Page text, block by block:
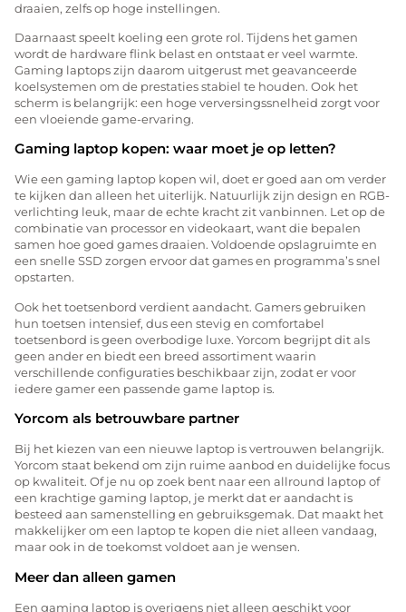
draaien, zelfs op hoge instellingen.
Daarnaast speelt koeling een grote rol. Tijdens het gamen
wordt de hardware flink belast en ontstaat er veel warmte.
Gaming laptops zijn daarom uitgerust met geavanceerde
koelsystemen om de prestaties stabiel te houden. Ook het
scherm is belangrijk: een hoge verversingssnelheid zorgt voor
een vloeiende game-ervaring.
Gaming laptop kopen: waar moet je op letten?
Wie een gaming laptop kopen wil, doet er goed aan om verder
te kijken dan alleen het uiterlijk. Natuurlijk zijn design en RGB-
verlichting leuk, maar de echte kracht zit vanbinnen. Let op de
combinatie van processor en videokaart, want die bepalen
samen hoe goed games draaien. Voldoende opslagruimte en
een snelle SSD zorgen ervoor dat games en programma’s snel
opstarten.
Ook het toetsenbord verdient aandacht. Gamers gebruiken
hun toetsen intensief, dus een stevig en comfortabel
toetsenbord is geen overbodige luxe. Yorcom begrijpt dit als
geen ander en biedt een breed assortiment waarin
verschillende configuraties beschikbaar zijn, zodat er voor
iedere gamer een passende game laptop is.
Yorcom als betrouwbare partner
Bij het kiezen van een nieuwe laptop is vertrouwen belangrijk.
Yorcom staat bekend om zijn ruime aanbod en duidelijke focus
op kwaliteit. Of je nu op zoek bent naar een allround laptop of
een krachtige gaming laptop, je merkt dat er aandacht is
besteed aan samenstelling en gebruiksgemak. Dat maakt het
makkelijker om een laptop te kopen die niet alleen vandaag,
maar ook in de toekomst voldoet aan je wensen.
Meer dan alleen gamen
Een gaming laptop is overigens niet alleen geschikt voor